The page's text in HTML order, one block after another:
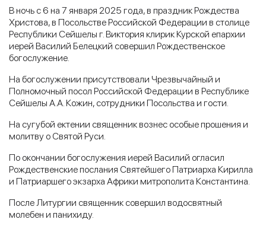
В ночь с 6 на 7 января 2025 года, в праздник Рождества
Христова, в Посольстве Российской Федерации в столице
Республики Сейшелы г. Виктория клирик Курской епархии
иерей Василий Белецкий совершил Рождественское
богослужение.
На богослужении присутствовали Чрезвычайный и
Полномочный посол Российской Федерации в Республике
Сейшелы А.А. Кожин, сотрудники Посольства и гости.
На сугубой ектении священник вознес особые прошения и
молитву о Святой Руси.
По окончании богослужения иерей Василий огласил
Рождественские послания Святейшего Патриарха Кирилла
и Патриаршего экзарха Африки митрополита Константина.
После Литургии священник совершил водосвятный
молебен и панихиду.